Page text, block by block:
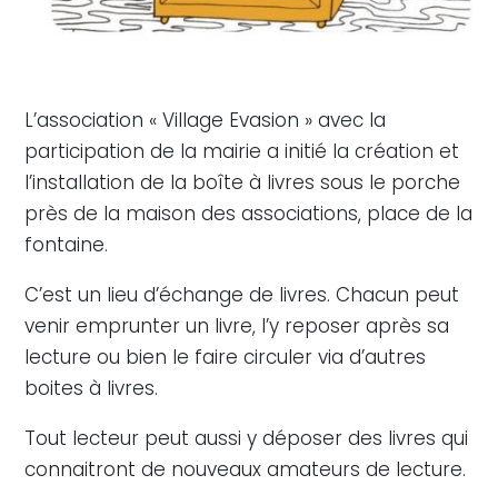
L’association « Village Evasion » avec la
participation de la mairie a initié la création et
l’installation de la boîte à livres sous le porche
près de la maison des associations, place de la
fontaine.
C’est un lieu d’échange de livres. Chacun peut
venir emprunter un livre, l’y reposer après sa
lecture ou bien le faire circuler via d’autres
boites à livres.
Tout lecteur peut aussi y déposer des livres qui
connaitront de nouveaux amateurs de lecture.